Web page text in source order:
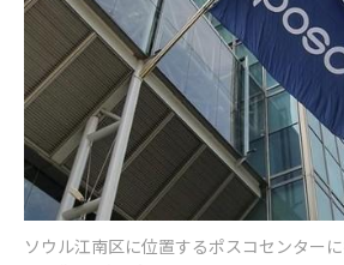
ソウル江南区に位置するポスコセンター